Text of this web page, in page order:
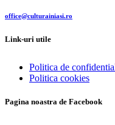
office@culturainiasi.ro
Link-uri utile
Politica de
Politica cookies
Pagina noastra de Facebook